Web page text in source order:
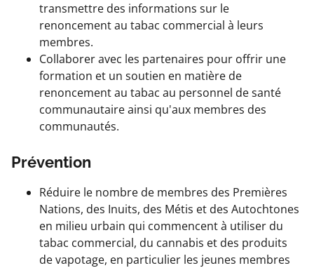
transmettre des informations sur le
renoncement au tabac commercial à leurs
membres.
Collaborer avec les partenaires pour offrir une
formation et un soutien en matière de
renoncement au tabac au personnel de santé
communautaire ainsi qu'aux membres des
communautés.
Prévention
Réduire le nombre de membres des Premières
Nations, des Inuits, des Métis et des Autochtones
en milieu urbain qui commencent à utiliser du
tabac commercial, du cannabis et des produits
de vapotage, en particulier les jeunes membres